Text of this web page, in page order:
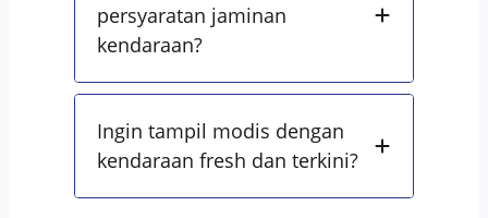
persyaratan jaminan
kendaraan?
Ingin tampil modis dengan
kendaraan fresh dan terkini?